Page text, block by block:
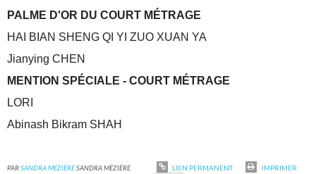
PALME D'OR DU COURT MÉTRAGE
HAI BIAN SHENG QI YI ZUO XUAN YA
Jianying CHEN
MENTION SPÉCIALE - COURT MÉTRAGE
LORI
Abinash Bikram SHAH
PARSANDRA MÉZIÈRESANDRA MÉZIÈRE LIEN PERMANENT
IMPRIMER